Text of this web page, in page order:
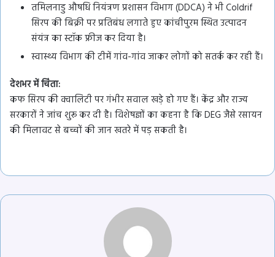
तमिलनाडु औषधि नियंत्रण प्रशासन विभाग (DDCA) ने भी Coldrif
सिरप की बिक्री पर प्रतिबंध लगाते हुए कांचीपुरम स्थित उत्पादन
संयंत्र का स्टॉक फ्रीज कर दिया है।
स्वास्थ्य विभाग की टीमें गांव-गांव जाकर लोगों को सतर्क कर रही हैं।
देशभर में चिंता:
कफ सिरप की क्वालिटी पर गंभीर सवाल खड़े हो गए हैं। केंद्र और राज्य
सरकारों ने जांच शुरू कर दी है। विशेषज्ञों का कहना है कि DEG जैसे रसायन
की मिलावट से बच्चों की जान खतरे में पड़ सकती है।